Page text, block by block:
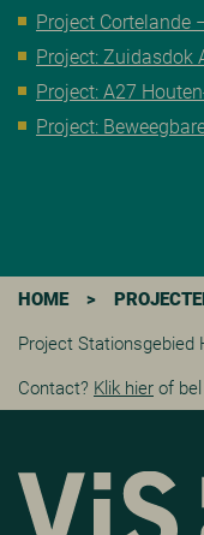
Project Cortelande
Project: Zuidasdok
Project: A27
Project:
HOME >
Project Stationsgebied
Contact? Klik hier of bel